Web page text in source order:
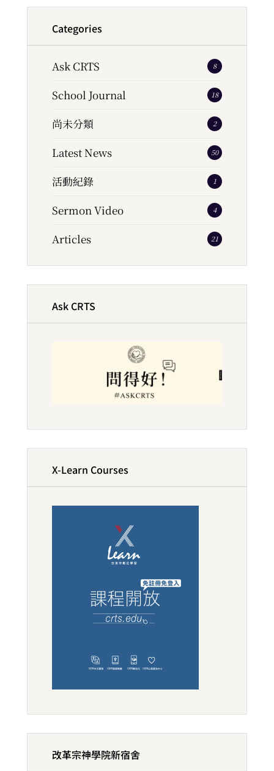
Categories
Ask CRTS 8
School Journal 18
尚未分類 2
Latest News 50
活動紀錄 1
Sermon Video 4
Articles 21
Ask CRTS
X-Learn Courses
改革宗神學院新宿舍